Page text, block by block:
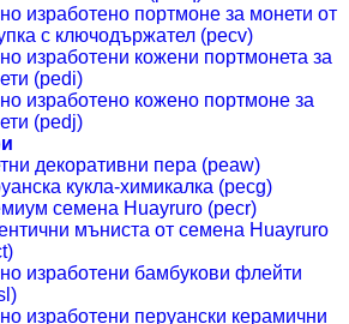
изработено портмоне за монети от
с ключодържател (pecv)
изработени кожени портмонета за
(pedi)
изработено кожено портмоне за
(pedj)
декоративни пера (peaw)
кукла-химикалка (pecg)
семена Huayruro (pecr)
мъниста от семена Huayruro
изработени бамбукови флейти
изработени перуански керамични